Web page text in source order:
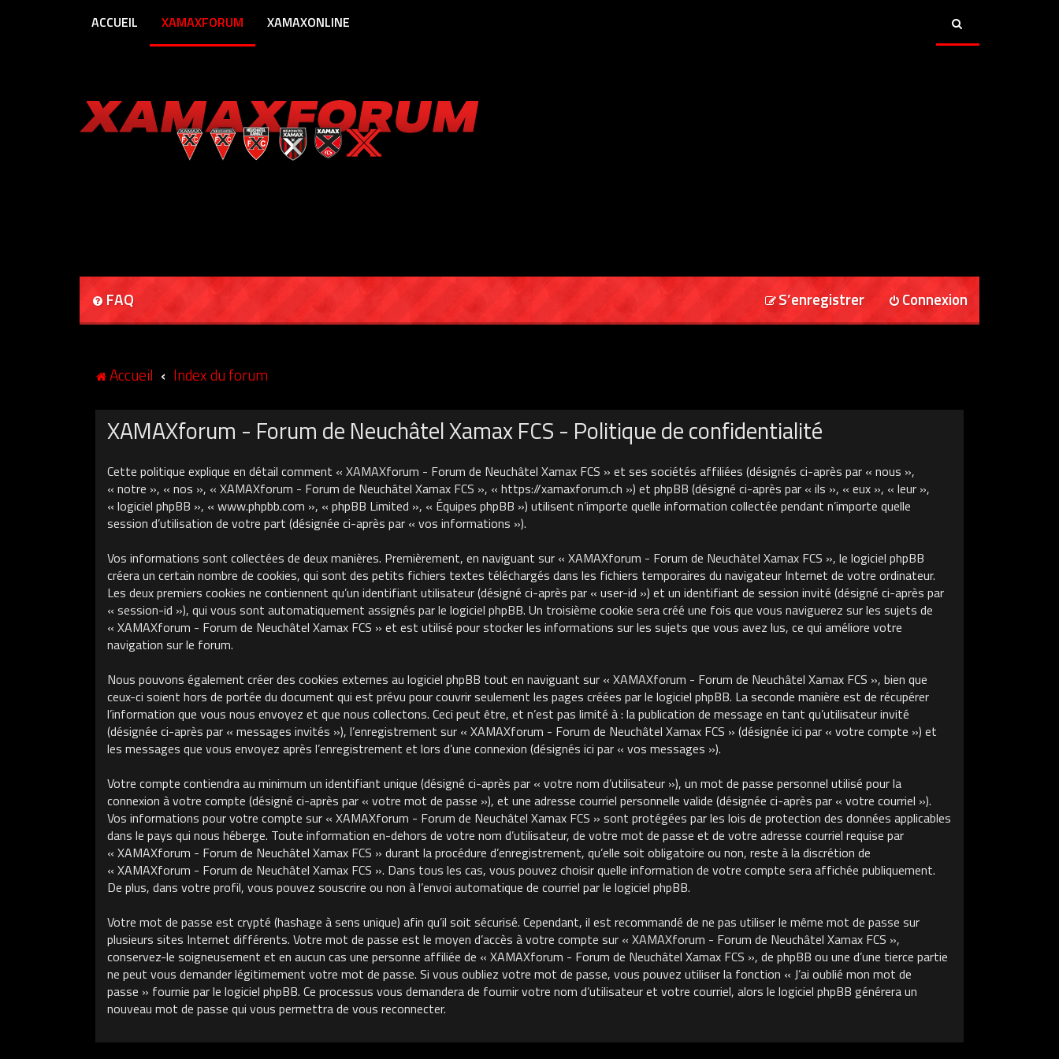
ACCUEIL XAMAXFORUM XAMAXONLINE
FAQ Connexion
S’enregistrer
Accueil Index du forum
XAMAXforum - Forum de Neuchâtel Xamax FCS - Politique de confidentialité
Cette politique explique en détail comment « XAMAXforum - Forum de Neuchâtel Xamax FCS » et ses sociétés affiliées (désignés ci-après par « nous »,
« notre », « nos », « XAMAXforum - Forum de Neuchâtel Xamax FCS », « https://xamaxforum.ch ») et phpBB (désigné ci-après par « ils », « eux », « leur »,
« logiciel phpBB », « www.phpbb.com », « phpBB Limited », « Équipes phpBB ») utilisent n’importe quelle information collectée pendant n’importe quelle
session d’utilisation de votre part (désignée ci-après par « vos informations »).
Vos informations sont collectées de deux manières. Premièrement, en naviguant sur « XAMAXforum - Forum de Neuchâtel Xamax FCS », le logiciel phpBB
créera un certain nombre de cookies, qui sont des petits fichiers textes téléchargés dans les fichiers temporaires du navigateur Internet de votre ordinateur.
Les deux premiers cookies ne contiennent qu’un identifiant utilisateur (désigné ci-après par « user-id ») et un identifiant de session invité (désigné ci-après par
« session-id »), qui vous sont automatiquement assignés par le logiciel phpBB. Un troisième cookie sera créé une fois que vous naviguerez sur les sujets de
« XAMAXforum - Forum de Neuchâtel Xamax FCS » et est utilisé pour stocker les informations sur les sujets que vous avez lus, ce qui améliore votre
navigation sur le forum.
Nous pouvons également créer des cookies externes au logiciel phpBB tout en naviguant sur « XAMAXforum - Forum de Neuchâtel Xamax FCS », bien que
ceux-ci soient hors de portée du document qui est prévu pour couvrir seulement les pages créées par le logiciel phpBB. La seconde manière est de récupérer
l’information que vous nous envoyez et que nous collectons. Ceci peut être, et n’est pas limité à : la publication de message en tant qu’utilisateur invité
(désignée ci-après par « messages invités »), l’enregistrement sur « XAMAXforum - Forum de Neuchâtel Xamax FCS » (désignée ici par « votre compte ») et
les messages que vous envoyez après l’enregistrement et lors d’une connexion (désignés ici par « vos messages »).
Votre compte contiendra au minimum un identifiant unique (désigné ci-après par « votre nom d’utilisateur »), un mot de passe personnel utilisé pour la
connexion à votre compte (désigné ci-après par « votre mot de passe »), et une adresse courriel personnelle valide (désignée ci-après par « votre courriel »).
Vos informations pour votre compte sur « XAMAXforum - Forum de Neuchâtel Xamax FCS » sont protégées par les lois de protection des données applicables
dans le pays qui nous héberge. Toute information en-dehors de votre nom d’utilisateur, de votre mot de passe et de votre adresse courriel requise par
« XAMAXforum - Forum de Neuchâtel Xamax FCS » durant la procédure d’enregistrement, qu’elle soit obligatoire ou non, reste à la discrétion de
« XAMAXforum - Forum de Neuchâtel Xamax FCS ». Dans tous les cas, vous pouvez choisir quelle information de votre compte sera affichée publiquement.
De plus, dans votre profil, vous pouvez souscrire ou non à l’envoi automatique de courriel par le logiciel phpBB.
Votre mot de passe est crypté (hashage à sens unique) afin qu’il soit sécurisé. Cependant, il est recommandé de ne pas utiliser le même mot de passe sur
plusieurs sites Internet différents. Votre mot de passe est le moyen d’accès à votre compte sur « XAMAXforum - Forum de Neuchâtel Xamax FCS »,
conservez-le soigneusement et en aucun cas une personne affiliée de « XAMAXforum - Forum de Neuchâtel Xamax FCS », de phpBB ou une d’une tierce partie
ne peut vous demander légitimement votre mot de passe. Si vous oubliez votre mot de passe, vous pouvez utiliser la fonction « J’ai oublié mon mot de
passe » fournie par le logiciel phpBB. Ce processus vous demandera de fournir votre nom d’utilisateur et votre courriel, alors le logiciel phpBB générera un
nouveau mot de passe qui vous permettra de vous reconnecter.